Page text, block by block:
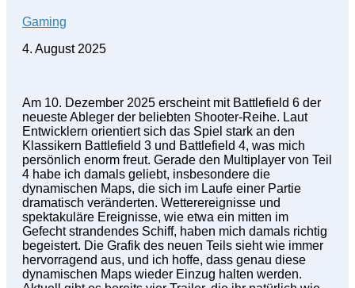
Gaming
4. August 2025
Am 10. Dezember 2025 erscheint mit Battlefield 6 der
neueste Ableger der beliebten Shooter-Reihe. Laut
Entwicklern orientiert sich das Spiel stark an den
Klassikern Battlefield 3 und Battlefield 4, was mich
persönlich enorm freut. Gerade den Multiplayer von Teil
4 habe ich damals geliebt, insbesondere die
dynamischen Maps, die sich im Laufe einer Partie
dramatisch veränderten. Wetterereignisse und
spektakuläre Ereignisse, wie etwa ein mitten im
Gefecht strandendes Schiff, haben mich damals richtig
begeistert. Die Grafik des neuen Teils sieht wie immer
hervorragend aus, und ich hoffe, dass genau diese
dynamischen Maps wieder Einzug halten werden.